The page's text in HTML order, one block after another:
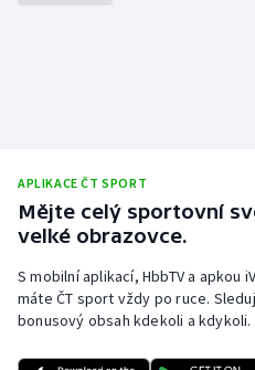
Sportovní střelba
Stolní tenis
Triatlon
Veslování
APLIKACE ČT SPORT
Mějte celý sportovní
velké obrazovce.
S mobilní aplikací, HbbTV a apkou
máte ČT sport vždy po ruce.
bonusový obsah kdekoli a kdykoli.